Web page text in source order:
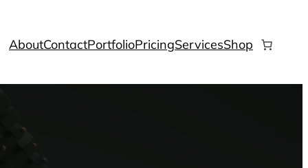
AboutContactPortfolioPricingServicesShop